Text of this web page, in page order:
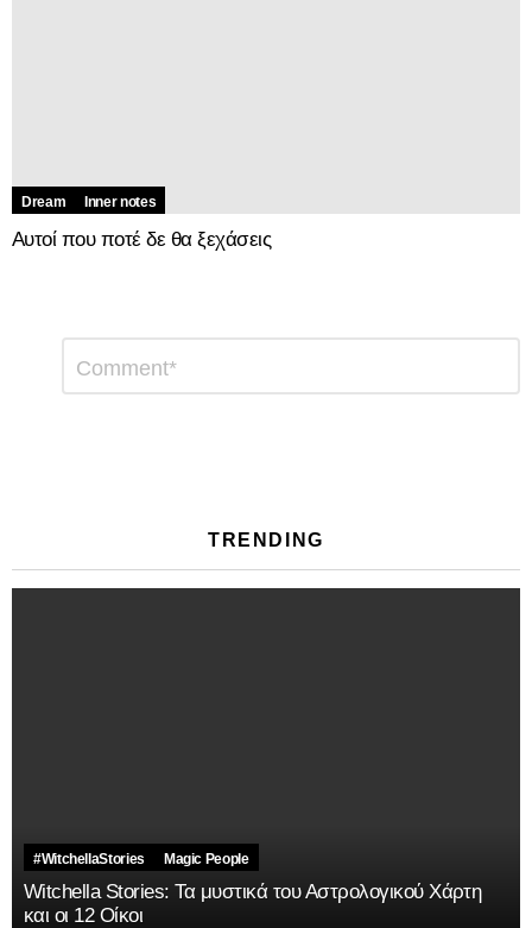
Dream Inner notes
Αυτοί που ποτέ δε θα ξεχάσεις
απάντηση
TRENDING
#WitchellaStories Magic People
Witchella Stories: Τα μυστικά του Αστρολογικού Χάρτη
και οι 12 Οίκοι